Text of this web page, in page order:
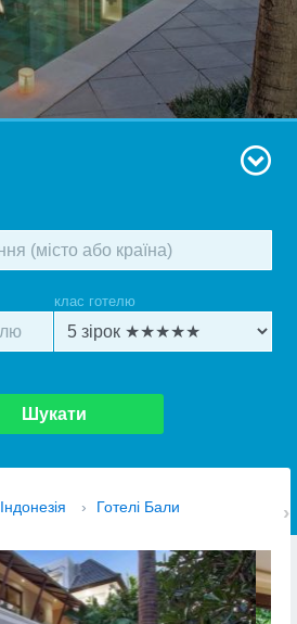
клас готелю
Шукати
Індонезія › Готелі Бали